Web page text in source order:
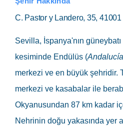
C. Pastor y Landero, 35,
Sevilla, İspanya'nın güneybatı
kesiminde Endülüs (Andalucía
merkezi ve en büyük şehridir.
merkezi ve kasabalar ile
Okyanusundan 87 km kadar
Nehrinin doğu yakasında yer